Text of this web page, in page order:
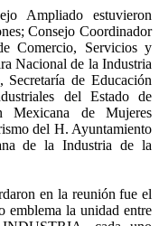
Ampliado estuvieron
Consejo Coordinador
Comercio, Servicios y
Nacional de la Industria
de Educación
del Estado de
Mexicana de Mujeres
del H. Ayuntamiento
de la Industria de la
en la reunión fue el
emblema la unidad entre